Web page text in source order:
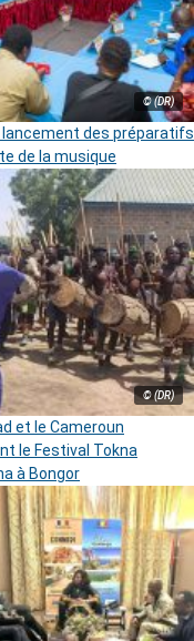
© (DR)
lancement des préparatifs
de la musique
© (DR)
et le Cameroun
le Festival Tokna
à Bongor